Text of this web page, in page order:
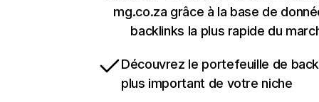
mg.co.za grâce à la base de
backlinks la plus rapide du
Découvrez le portefeuille de
plus important de votre niche